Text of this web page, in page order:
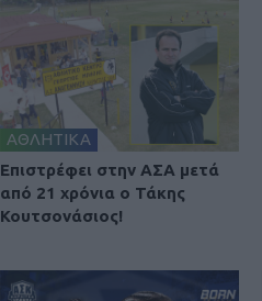
ΑΘΛΗΤΙΚΑ
Επιστρέφει στην ΑΣΑ μετά
από 21 χρόνια ο Τάκης
Κουτσονάσιος!